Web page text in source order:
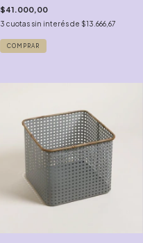
$41.000,00
3 cuotas sin interés de $13.666,67